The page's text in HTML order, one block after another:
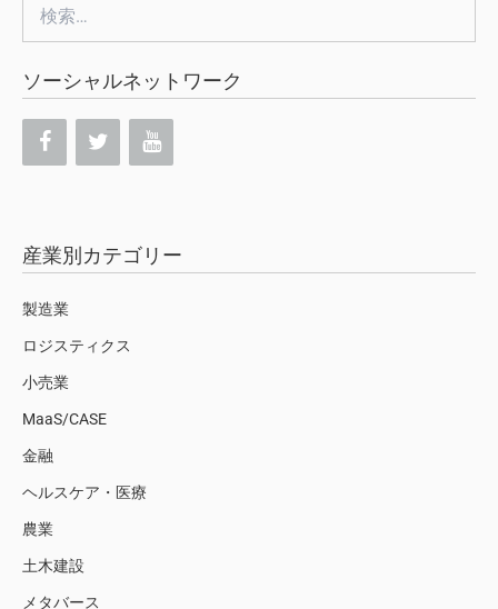
索:
ソーシャルネットワーク
産業別カテゴリー
製造業
ロジスティクス
小売業
MaaS/CASE
金融
ヘルスケア・医療
農業
土木建設
メタバース